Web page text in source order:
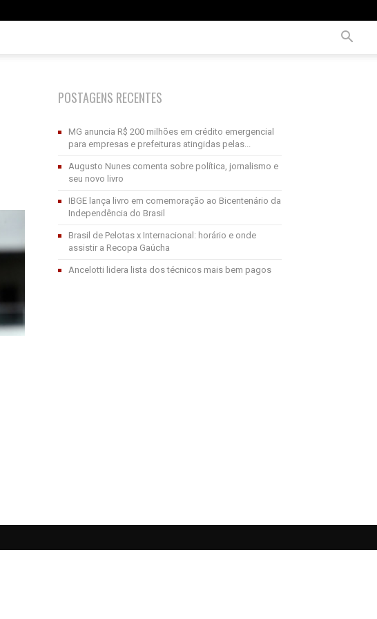
POSTAGENS RECENTES
MG anuncia R$ 200 milhões em crédito emergencial
para empresas e prefeituras atingidas pelas...
Augusto Nunes comenta sobre política, jornalismo e
seu novo livro
IBGE lança livro em comemoração ao Bicentenário da
Independência do Brasil
Brasil de Pelotas x Internacional: horário e onde
assistir a Recopa Gaúcha
Ancelotti lidera lista dos técnicos mais bem pagos